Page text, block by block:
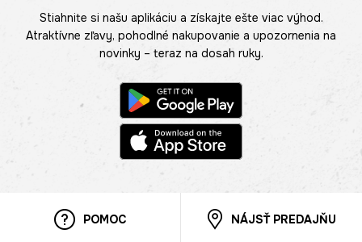
Stiahnite si našu aplikáciu a získajte ešte viac výhod.
Atraktívne zľavy, pohodlné nakupovanie a upozornenia na
novinky – teraz na dosah ruky.
POMOC NÁJSŤ PREDAJŇU